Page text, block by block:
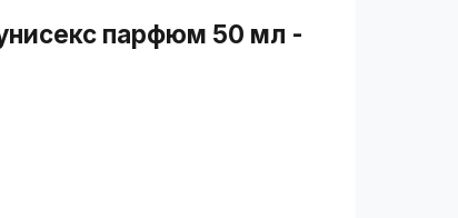
парфюм 50 мл -